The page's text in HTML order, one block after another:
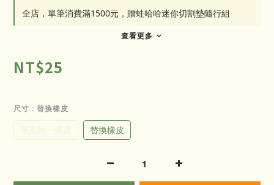
全店，單筆消費滿1500元，贈蛙哈哈迷你切割墊隨行組
查看更多
NT$25
尺寸 : 替換橡皮
單支附一橡皮 替換橡皮